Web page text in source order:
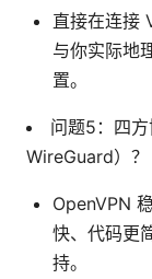
直接在连接
与你实际地
置。
问题5：四
WireGuard）？
OpenVPN
快、代码更
持。